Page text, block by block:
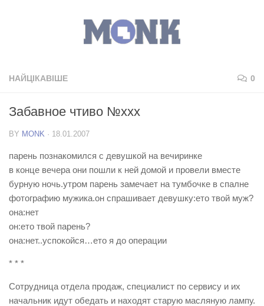
НАЙЦІКАВІШЕ 0
Забавное чтиво №ххх
BY MONK · 18.01.2007
парень познакомился с девушкой на вечиринке
в конце вечера они пошли к ней домой и провели вместе
бурную ночь.утром парень замечает на тумбочке в спалне
фотографию мужика.он спрашивает девушку:ето твой муж?
она:нет
он:ето твой парень?
она:нет..успокойся…ето я до операции
* * *
Сотрудница отдела продаж, специалист по сервису и их
начальник идут обедать и находят старую масляную лампу.